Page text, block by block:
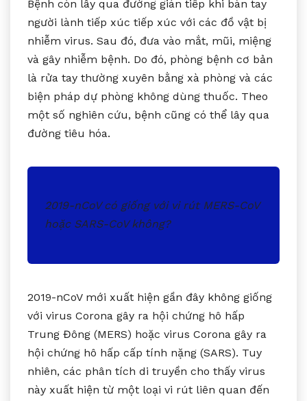
Bệnh còn lây qua đường gián tiếp khi bàn tay
người lành tiếp xúc tiếp xúc với các đồ vật bị
nhiễm virus. Sau đó, đưa vào mắt, mũi, miệng
và gây nhiễm bệnh. Do đó, phòng bệnh cơ bản
là rửa tay thường xuyên bằng xà phòng và các
biện pháp dự phòng không dùng thuốc. Theo
một số nghiên cứu, bệnh cũng có thể lây qua
đường tiêu hóa.
2019-nCoV có giống với vi rút MERS-CoV
hoặc SARS-CoV không?
2019-nCoV mới xuất hiện gần đây không giống
với virus Corona gây ra hội chứng hô hấp
Trung Đông (MERS) hoặc virus Corona gây ra
hội chứng hô hấp cấp tính nặng (SARS). Tuy
nhiên, các phân tích di truyền cho thấy virus
này xuất hiện từ một loại vi rút liên quan đến